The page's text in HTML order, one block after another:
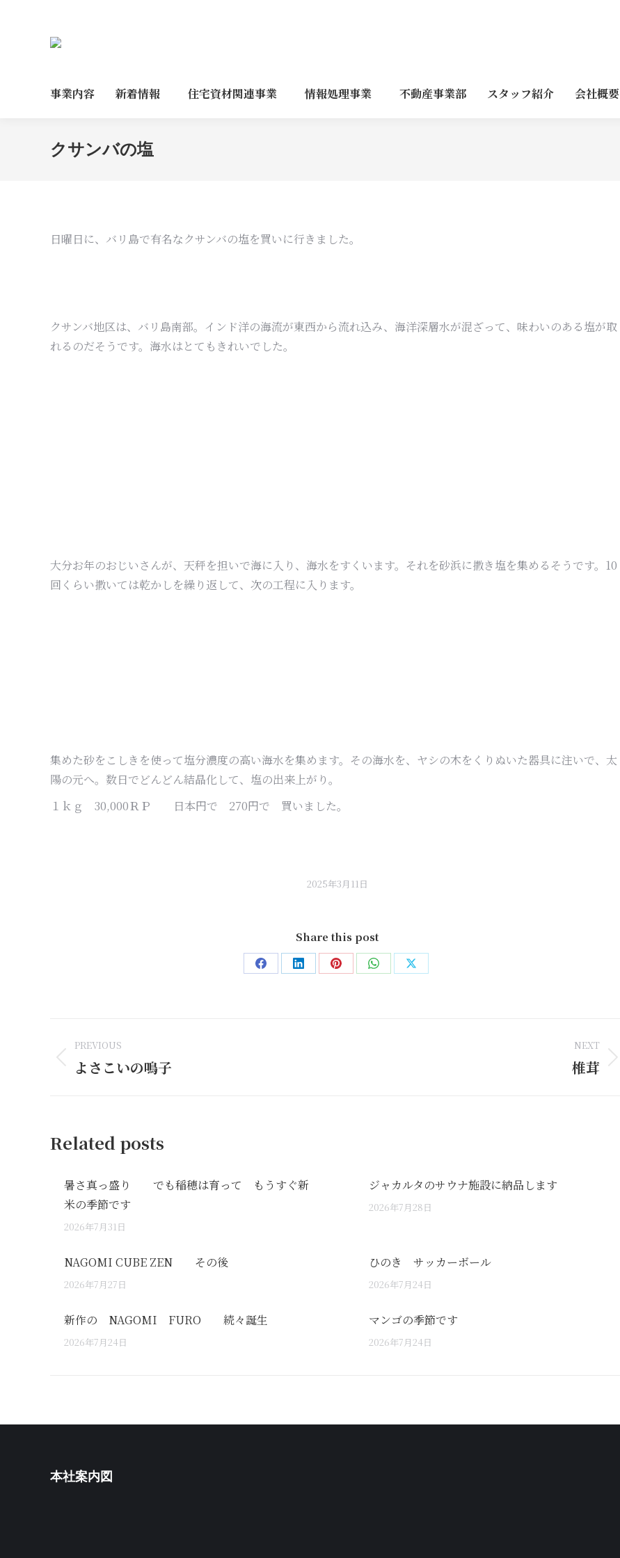
事業内容 新着情報 住宅資材関連事業 情報処理事業 不動産事業部 スタッフ紹介 会社概要
クサンバの塩
日曜日に、バリ島で有名なクサンバの塩を買いに行きました。
クサンバ地区は、バリ島南部。インド洋の海流が東西から流れ込み、海洋深層水が混ざって、味わいのある塩が取
れるのだそうです。海水はとてもきれいでした。
大分お年のおじいさんが、天秤を担いで海に入り、海水をすくいます。それを砂浜に撒き塩を集めるそうです。10
回くらい撒いては乾かしを繰り返して、次の工程に入ります。
集めた砂をこしきを使って塩分濃度の高い海水を集めます。その海水を、ヤシの木をくりぬいた器具に注いで、太
陽の元へ。数日でどんどん結晶化して、塩の出来上がり。
１ｋｇ 30,000ＲＰ 日本円で 270円で 買いました。
2025年3月11日
Share this post
Share Share Share Share Share
Post
navigation
PREVIOUS
Previous
よさこいの鳴子
NEXT
椎茸
Related posts
暑さ真っ盛り でも稲穂は育って もうすぐ新
米の季節です
2026年7月31日
ジャカルタのサウナ施設に納品します
2026年7月28日
NAGOMI CUBE ZEN その後
2026年7月27日
ひのき サッカーボール
2026年7月24日
新作の NAGOMI FURO 続々誕生
2026年7月24日
マンゴの季節です
2026年7月24日
本社案内図